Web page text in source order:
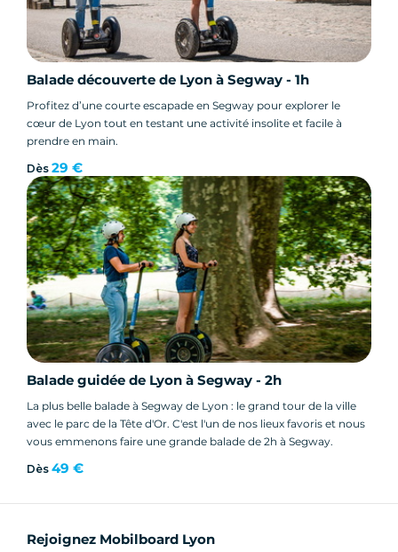
Balade découverte de Lyon à Segway - 1h
Profitez d’une courte escapade en Segway pour explorer le
cœur de Lyon tout en testant une activité insolite et facile à
prendre en main.
Dès 29 €
Balade guidée de Lyon à Segway - 2h
La plus belle balade à Segway de Lyon : le grand tour de la ville
avec le parc de la Tête d'Or. C'est l'un de nos lieux favoris et nous
vous emmenons faire une grande balade de 2h à Segway.
Dès 49 €
Rejoignez Mobilboard Lyon